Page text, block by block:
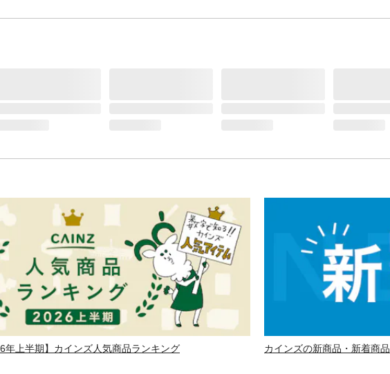
年上半期】カインズ人気商品ランキング カインズの新商品・新着商品